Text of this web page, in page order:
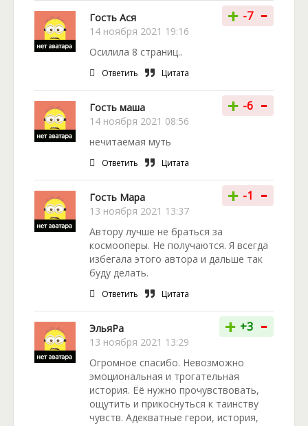
Гость Ася
14 ноября 2021 19:16
+ -7 -
Осилила 8 страниц..
Ответить Цитата
Гость маша
14 ноября 2021 08:56
+ -6 -
нечитаемая муть
Ответить Цитата
Гость Мара
13 ноября 2021 13:37
+ -1 -
Автору лучше не браться за
космооперы. Не получаются. Я всегда
избегала этого автора и дальше так
буду делать.
Ответить Цитата
ЭльяРа
13 ноября 2021 13:29
+ +3 -
Огромное спасибо. Невозможно
эмоциональная и трогательная
история. Ёё нужно прочувствовать,
ощутить и прикоснуться к таинству
чувств. Адекватные герои, история,